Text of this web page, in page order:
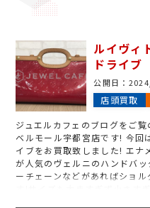
ルイヴィ
ドライブ
公開日：
店頭買取
ジュエルカフェのブログをご
ベルモール宇都宮店です! 今回
イブをお買取致しました! エナ
が人気のヴェルニのハンドバ
ーチェーンなどがあればショ
す!サイズも大きすぎず小さす
などの際にそのちょうどいい